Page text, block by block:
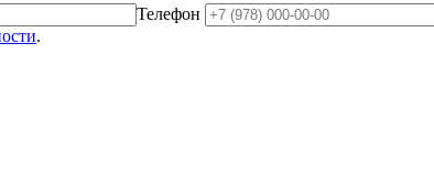
Телефон
.